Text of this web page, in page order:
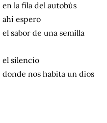
en la fila del autobús
ahí espero
el sabor de una semilla
el silencio
donde nos habita un dios